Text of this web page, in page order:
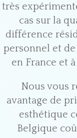
très
cas sur la
différence
personnel et
en France et
Nous vous
avantage de
esthétique
Belgique